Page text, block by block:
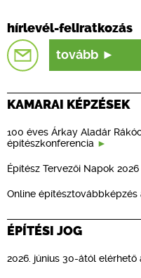
hírlevél-feliratkozás
tovább
KAMARAI KÉPZÉSEK
100 éves Árkay Aladár
építészkonferencia
Építész Tervezői Napok 2026
Online
ÉPÍTÉSI JOG
2026. június 30-ától